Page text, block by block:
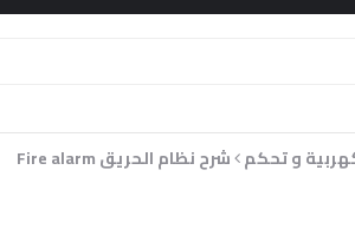
و تحكم شرح نظام الحريق Fire alarm